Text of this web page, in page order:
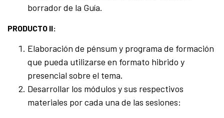
borrador de la Guía.
PRODUCTO II:
Elaboración de pénsum y programa de formación
que pueda utilizarse en formato hibrido y
presencial sobre el tema.
Desarrollar los módulos y sus respectivos
materiales por cada una de las sesiones: